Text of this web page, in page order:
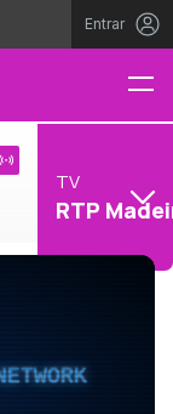
Entrar
TV
RTP